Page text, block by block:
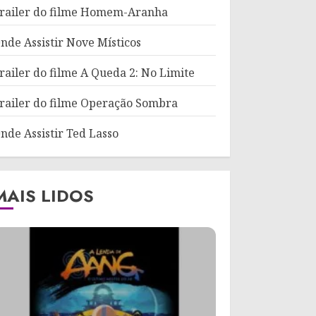
do filme Homem-Aranha
Assistir Nove Místicos
do filme A Queda 2: No Limite
do filme Operação Sombra
Assistir Ted Lasso
LIDOS